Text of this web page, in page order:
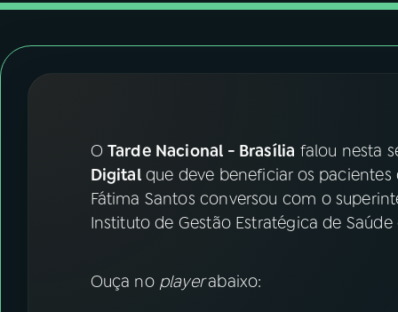
ÚLTIMAS
YouTube Facebook
Instagram X
O Tarde Nacional - Brasília falou nesta
Digitalque deve beneficiar os pacientes
Fátima Santos conversou com o
Instituto de Gestão Estratégica de Saúde
Ouça no playerabaixo: